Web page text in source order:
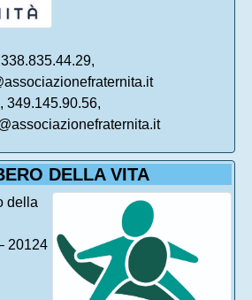
349.145.90.56,
DELLA VITA
della
20124